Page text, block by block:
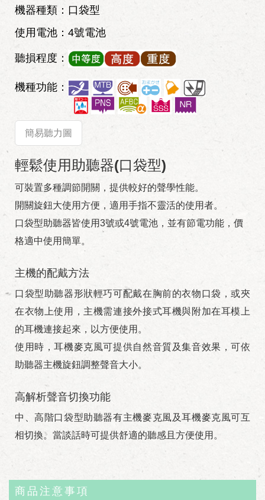
機器種類：口袋型
使用電池：4號電池
聽損程度：
機種功能：
簡易聽力圖
輕鬆使用助聽器(口袋型)
可裝置多種調節開關，提供較好的聲學性能。
開關旋鈕大使用方便，適用手指不靈活的使用者。
口袋型助聽器皆使用3號或4號電池，並有節電功能，價
格適中使用簡單。
主機的配戴方法
口袋型助聽器形狀輕巧可配戴在胸前的衣物口袋，或夾
在衣物上使用，主機需連接外接式耳機與附加在耳模上
的耳機連接起來，以方便使用。
使用時，耳機麥克風可提供自然音質及集音效果，可依
助聽器主機旋鈕調整聲音大小。
高解析聲音切換功能
中、高階口袋型助聽器有主機麥克風及耳機麥克風可互
相切換。當談話時可提供舒適的聽感且方便使用。
商品注意事項